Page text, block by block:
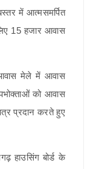
में आत्मसमर्पित
15 हजार आवास
मेले में आवास
को आवास
प्रदान करते हुए
हाउसिंग बोर्ड के